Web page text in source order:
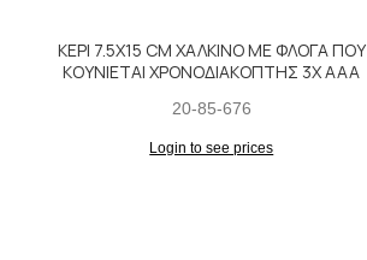
ΚΕΡΙ 7.5Χ15 CM ΧΑΛΚΙΝΟ ΜΕ ΦΛΟΓΑ ΠΟΥ
ΚΟΥΝΙΕΤΑΙ ΧΡΟΝΟΔΙΑΚΟΠΤΗΣ 3Χ ΑΑΑ
20-85-676
Login to see prices